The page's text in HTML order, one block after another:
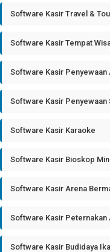
Software Kasir Travel &
Software Kasir Tempat
Software Kasir Penyewaan
Software Kasir
Software Kasir Karaoke
Software Kasir Bioskop
Software Kasir Arena
Software Kasir Peternakan
Software Kasir Budidaya